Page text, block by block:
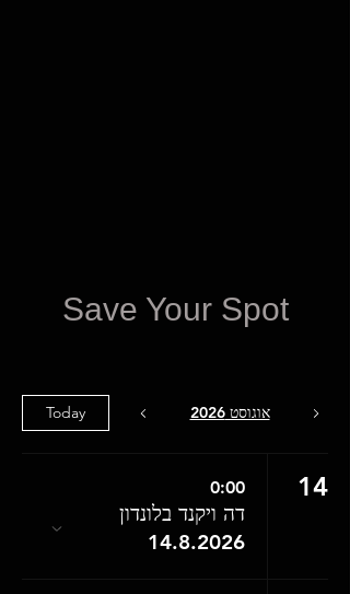
Save Your Spot
אוגוסט 2026 Today
14
0:00
דה ויקנד בלונדון
14.8.2026